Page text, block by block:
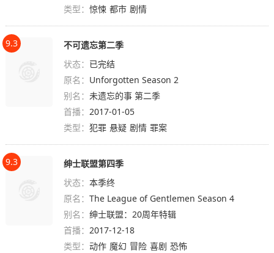
类型：惊悚 都市 剧情
9.3
不可遗忘第二季
状态： 已完结
原名： Unforgotten Season 2
别名：未遗忘的事 第二季
首播：2017-01-05
类型：犯罪 悬疑 剧情 罪案
9.3
绅士联盟第四季
状态：本季终
原名：The League of Gentlemen Season 4
别名：绅士联盟：20周年特辑
首播：2017-12-18
类型：动作 魔幻 冒险 喜剧 恐怖